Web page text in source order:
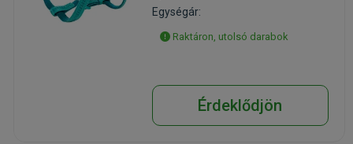
Egységár:
Raktáron, utolsó darabok
Érdeklődjön